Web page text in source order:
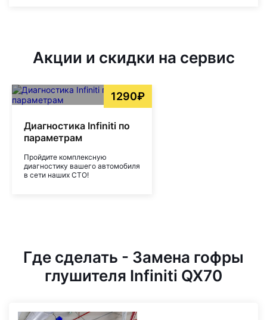
Акции и скидки на сервис
1290₽
Диагностика Infiniti по
параметрам
Пройдите комплексную
диагностику вашего автомобиля
в сети наших СТО!
Где сделать - Замена гофры
глушителя Infiniti QX70